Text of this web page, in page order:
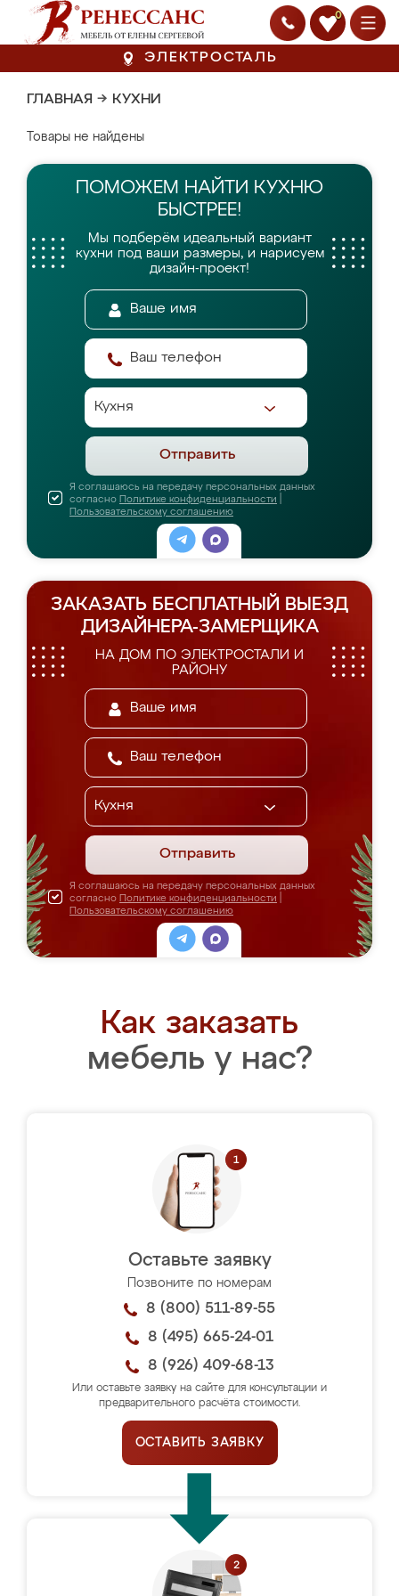
0
ЭЛЕКТРОСТАЛЬ
ГЛАВНАЯ → КУХНИ
Товары не найдены
ПОМОЖЕМ НАЙТИ КУХНЮ
БЫСТРЕЕ!
Мы подберём идеальный вариант
кухни под ваши размеры, и нарисуем
дизайн-проект!
Отправить
Я соглашаюсь на передачу персональных данных
согласно Политике конфиденциальности
Пользовательскому соглашению
ЗАКАЗАТЬ БЕСПЛАТНЫЙ ВЫЕЗД
ДИЗАЙНЕРА-ЗАМЕРЩИКА
НА ДОМ ПО ЭЛЕКТРОСТАЛИ И
РАЙОНУ
Отправить
Я соглашаюсь на передачу персональных данных
согласно Политике конфиденциальности
Пользовательскому соглашению
Как заказать
мебель у нас?
Оставьте заявку
Позвоните по номерам
8 (800) 511-89-55
8 (495) 665-24-01
8 (926) 409-68-13
Или оставьте заявку на сайте для консультации и
предварительного расчёта стоимости.
ОСТАВИТЬ ЗАЯВКУ